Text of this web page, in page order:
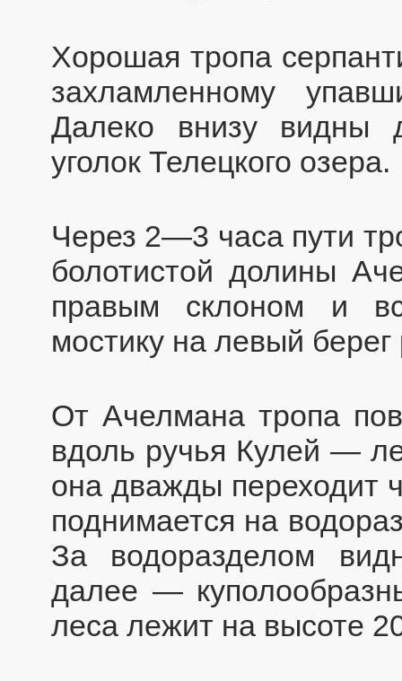
Хорошая тропа
захламленному
Далеко внизу
уголок Телецкого озера.
Через 2—3 часа пути
болотистой долины
правым склоном и
мостику на левый берег
От Ачелмана тропа
вдоль ручья Кулей —
она дважды переходит
поднимается на
За водоразделом
далее —
леса лежит на высоте